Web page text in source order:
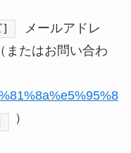
]
メールアドレ
またはお問い合わ
）